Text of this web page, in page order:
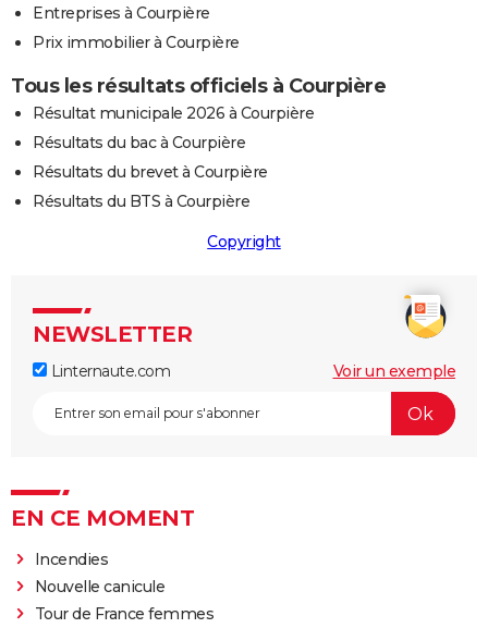
Entreprises à Courpière
Prix immobilier à Courpière
Tous les résultats officiels à Courpière
Résultat municipale 2026 à Courpière
Résultats du bac à Courpière
Résultats du brevet à Courpière
Résultats du BTS à Courpière
Copyright
NEWSLETTER
Linternaute.com Voir un exemple
EN CE MOMENT
Incendies
Nouvelle canicule
Tour de France femmes